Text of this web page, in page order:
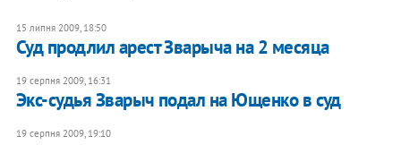
15 липня 2009, 18:50
Суд продлил арест Зварыча на 2 месяца
19 серпня 2009, 16:31
Экс-судья Зварыч подал на Ющенко в суд
19 серпня 2009, 19:10